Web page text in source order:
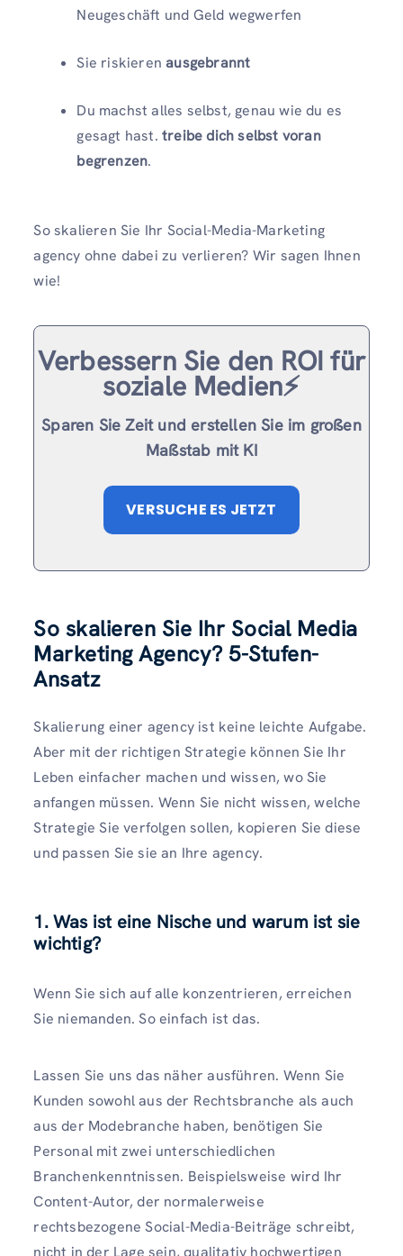
Neugeschäft und Geld wegwerfen
Sie riskierenausgebrannt
Du machst alles selbst, genau wie du es
gesagt hast. treibe dich selbst voran
begrenzen.
So skalieren Sie Ihr Social-Media-Marketing
agency ohne dabei zu verlieren? Wir sagen Ihnen
wie!
Verbessern Sie den ROI für
soziale Medien⚡️
Sparen Sie Zeit und erstellen Sie im großen
Maßstab mit KI
VERSUCHE ES JETZT
So skalieren Sie Ihr Social Media
Marketing Agency? 5-Stufen-
Ansatz
Skalierung einer agency ist keine leichte Aufgabe.
Aber mit der richtigen Strategie können Sie Ihr
Leben einfacher machen und wissen, wo Sie
anfangen müssen. Wenn Sie nicht wissen, welche
Strategie Sie verfolgen sollen, kopieren Sie diese
und passen Sie sie an Ihre agency.
1. Was ist eine Nische und warum ist sie
wichtig?
Wenn Sie sich auf alle konzentrieren, erreichen
Sie niemanden. So einfach ist das.
Lassen Sie uns das näher ausführen. Wenn Sie
Kunden sowohl aus der Rechtsbranche als auch
aus der Modebranche haben, benötigen Sie
Personal mit zwei unterschiedlichen
Branchenkenntnissen. Beispielsweise wird Ihr
Content-Autor, der normalerweise
rechtsbezogene Social-Media-Beiträge schreibt,